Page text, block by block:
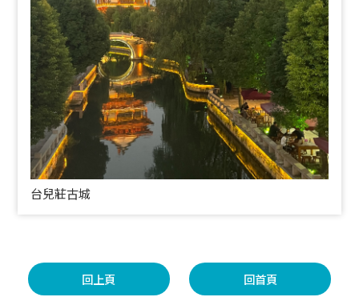
台兒莊古城
回上頁 回首頁